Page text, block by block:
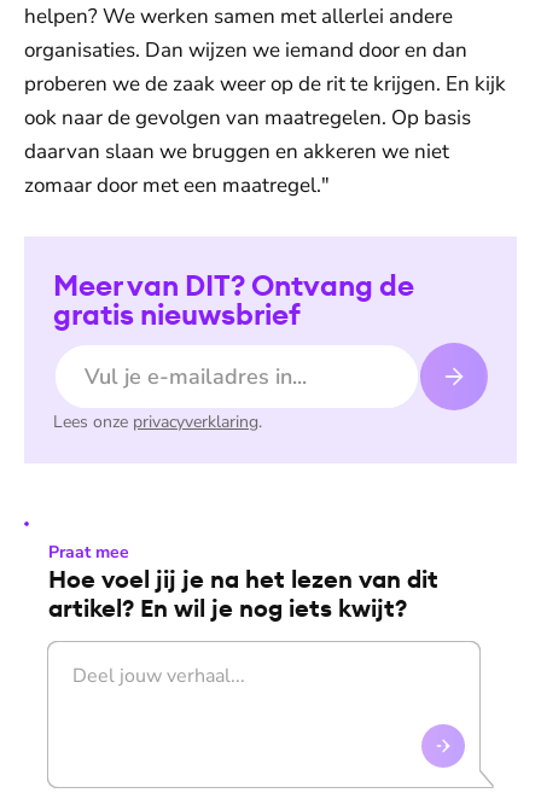
helpen? We werken samen met allerlei andere
organisaties. Dan wijzen we iemand door en dan
proberen we de zaak weer op de rit te krijgen. En kijk
ook naar de gevolgen van maatregelen. Op basis
daarvan slaan we bruggen en akkeren we niet
zomaar door met een maatregel."
Meer van DIT? Ontvang de
gratis nieuwsbrief
E-mailadres
Lees onze privacyverklaring.
Praat mee
Hoe voel jij je na het lezen van dit
artikel? En wil je nog iets kwijt?